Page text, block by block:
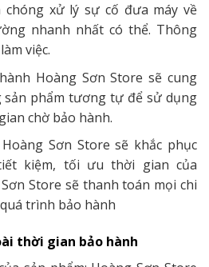
chóng xử lý sự cố đưa máy về
nhanh nhất có thể. Thông
việc.
Hoàng Sơn Store sẽ cung
sản phẩm tương tự để sử dụng
chờ bảo hành.
Sơn Store sẽ khắc phục
kiệm, tối ưu thời gian của
Store sẽ thanh toán mọi chi
trình bảo hành
thời gian bảo hành